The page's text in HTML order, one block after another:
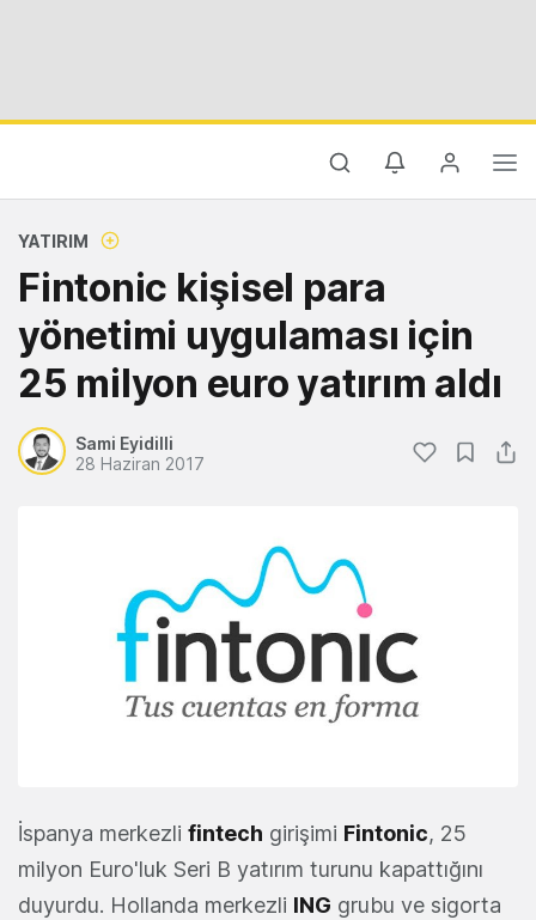
YATIRIM
Fintonic kişisel para
yönetimi uygulaması için
25 milyon euro yatırım aldı
Sami Eyidilli
28 Haziran 2017
İspanya merkezli fintech girişimi Fintonic, 25
milyon Euro'luk Seri B yatırım turunu kapattığını
duyurdu. Hollanda merkezli ING grubu ve sigorta